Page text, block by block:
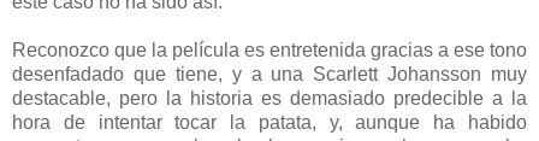
Reconozco que la película es entretenida gracias a ese tono
desenfadado que tiene, y a una Scarlett Johansson muy
destacable, pero la historia es demasiado predecible a la
hora de intentar tocar la patata, y, aunque ha habido